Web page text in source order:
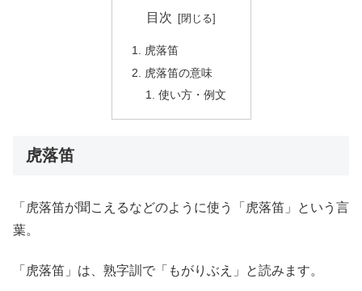
目次
虎落笛
虎落笛の意味
使い方・例文
虎落笛
「虎落笛が聞こえるなどのように使う「虎落笛」という言
葉。
「虎落笛」は、熟字訓で「もがりぶえ」と読みます。